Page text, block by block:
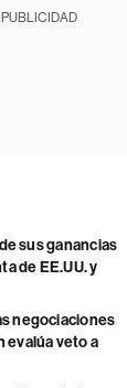
PUBLICIDAD
sus ganancias
de EE.UU. y
negociaciones
evalúa veto a